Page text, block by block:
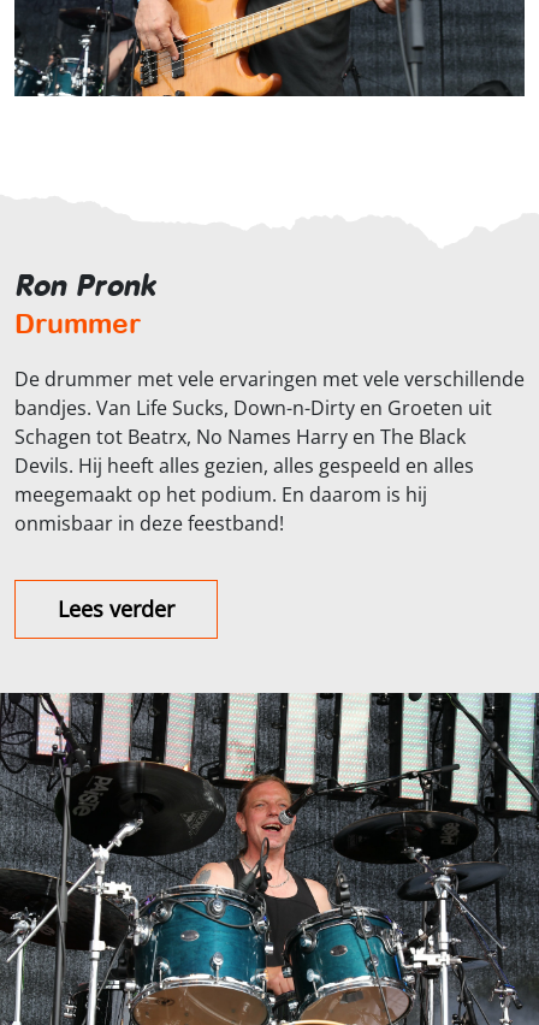
Ron Pronk
Drummer
De drummer met vele ervaringen met vele verschillende
bandjes. Van Life Sucks, Down-n-Dirty en Groeten uit
Schagen tot Beatrx, No Names Harry en The Black
Devils. Hij heeft alles gezien, alles gespeeld en alles
meegemaakt op het podium. En daarom is hij
onmisbaar in deze feestband!
Lees verder